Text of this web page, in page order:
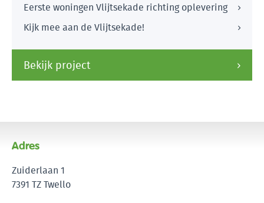
Eerste woningen Vlijtsekade richting oplevering
Kijk mee aan de Vlijtsekade!
Bekijk project
Adres
Zuiderlaan 1
7391 TZ Twello